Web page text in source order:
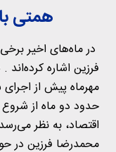
همتی
در ماه‌های اخیر
فرزین اشاره کرده‌اند
مهرماه پیش از
حدود دو ماه از
اقتصاد، به نظر
محمدرضا فرزین در